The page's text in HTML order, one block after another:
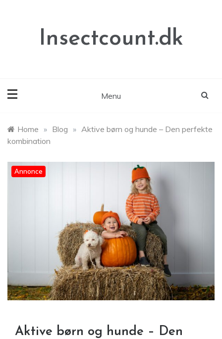
Insectcount.dk
Menu
Home » Blog » Aktive børn og hunde – Den perfekte
kombination
Annonce
Aktive børn og hunde – Den